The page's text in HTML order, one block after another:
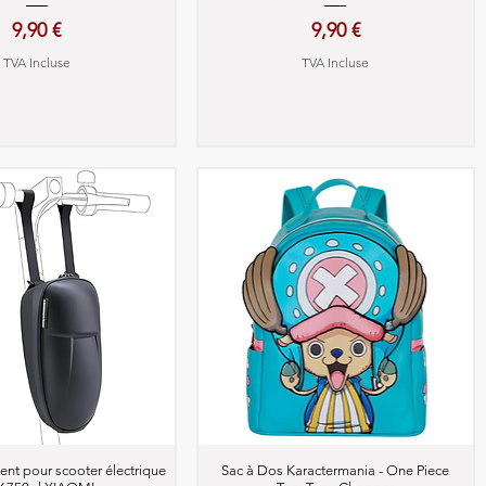
Prix
9,90 €
TVA Incluse
Prix
9,90 €
TVA Incluse
rapide
pour scooter électrique
Aperçu rapide
Sac à Dos Karactermania - One Piece